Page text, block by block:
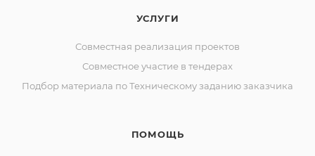
УСЛУГИ
Совместная реализация проектов
Совместное участие в тендерах
Подбор материала по Техническому заданию заказчика
ПОМОЩЬ